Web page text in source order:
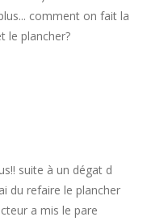
comment on fait la
le plancher?
suite à un dégat d
du refaire le plancher
a mis le pare